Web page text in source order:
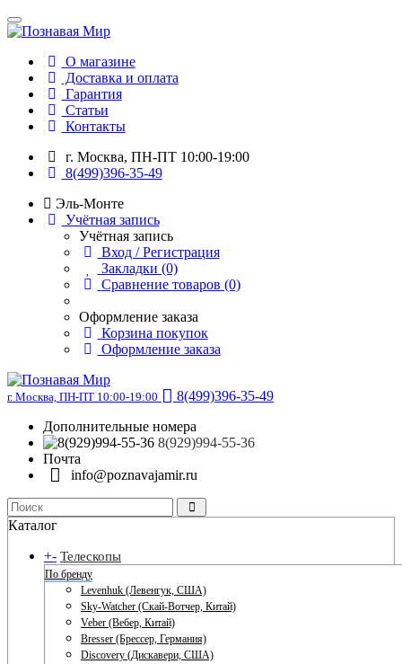
О магазине
Доставка и оплата
Гарантия
Статьи
Контакты
г. Москва, ПН-ПТ 10:00-19:00
8(499)396-35-49
Эль-Монте
Учётная запись
Учётная запись
Вход / Регистрация
Закладки (0)
Сравнение товаров (0)
Оформление заказа
Корзина покупок
Оформление заказа
г. Москва, ПН-ПТ 10:00-19:00
8(499)396-35-49
Дополнительные номера
8(929)994-55-36
Почта
info@poznavajamir.ru
Каталог
+- Телескопы
По бренду
Levenhuk (Левенгук, США)
Sky-Watcher (Скай-Вотчер, Китай)
Veber (Вебер, Китай)
Bresser (Брессер, Германия)
Discovery (Дискавери, США)